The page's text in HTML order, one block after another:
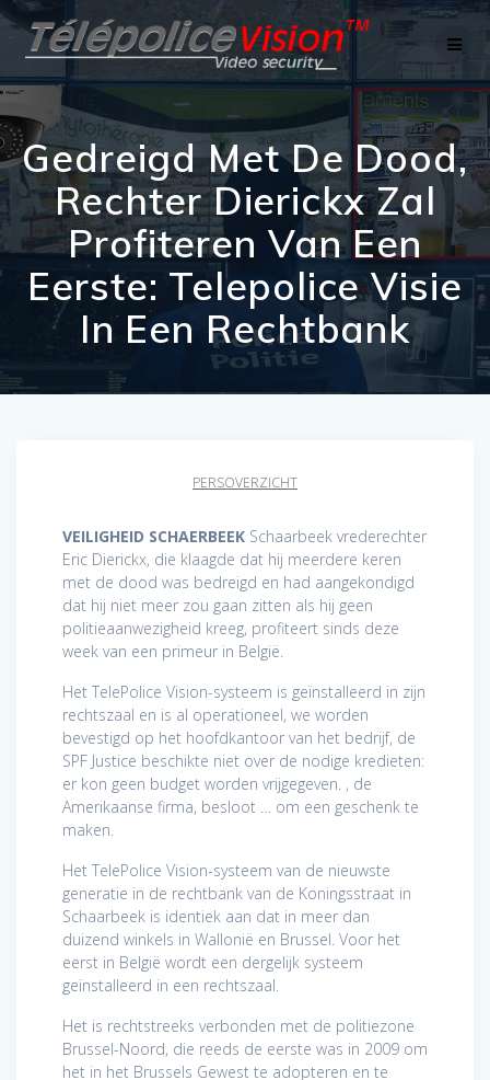
Skip
to
content
Gedreigd Met De Dood,
Rechter Dierickx Zal
Profiteren Van Een
Eerste: Telepolice Visie
In Een Rechtbank
PERSOVERZICHT
VEILIGHEID SCHAERBEEK Schaarbeek vrederechter
Eric Dierickx, die klaagde dat hij meerdere keren
met de dood was bedreigd en had aangekondigd
dat hij niet meer zou gaan zitten als hij geen
politieaanwezigheid kreeg, profiteert sinds deze
week van een primeur in België.
Het TelePolice Vision-systeem is geïnstalleerd in zijn
rechtszaal en is al operationeel, we worden
bevestigd op het hoofdkantoor van het bedrijf, de
SPF Justice beschikte niet over de nodige kredieten:
er kon geen budget worden vrijgegeven. , de
Amerikaanse firma, besloot … om een ​​geschenk te
maken.
Het TelePolice Vision-systeem van de nieuwste
generatie in de rechtbank van de Koningsstraat in
Schaarbeek is identiek aan dat in meer dan
duizend winkels in Wallonië en Brussel. Voor het
eerst in België wordt een dergelijk systeem
geïnstalleerd in een rechtszaal.
Het is rechtstreeks verbonden met de politiezone
Brussel-Noord, die reeds de eerste was in 2009 om
het in het Brussels Gewest te adopteren en te